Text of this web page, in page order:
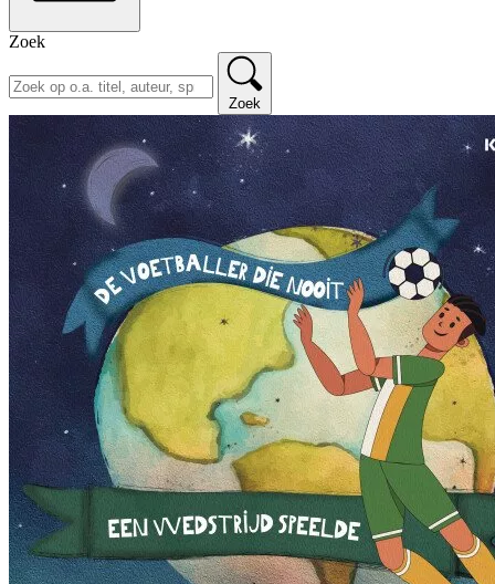
Zoek
Zoek